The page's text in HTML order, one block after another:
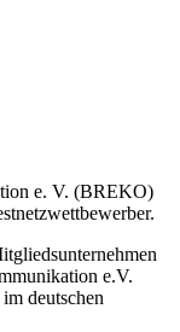
e. V. (BREKO)
e.V.
deutschen